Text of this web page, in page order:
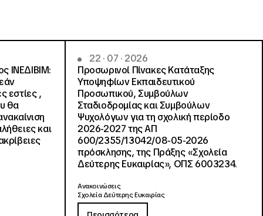
ΙΝΕΔΙΒΙΜ:
εστίες ,
θα
και
22 · 07 · 2026
Προσωρινοί Πίνακες Κατάταξης
Υποψηφίων Εκπαιδευτικού
Προσωπικού, Συμβούλων
Σταδιοδρομίας και Συμβούλων
Ψυχολόγων για τη σχολική περίοδο
2026-2027 της ΑΠ
600/2355/13042/08-05-2026
πρόσκλησης, της Πράξης «Σχολεία
Δεύτερης Ευκαιρίας», ΟΠΣ 6003234.
Ανακοινώσεις
Σχολεία Δεύτερης Ευκαιρίας